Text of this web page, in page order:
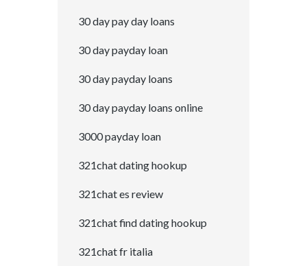
30 day pay day loans
30 day payday loan
30 day payday loans
30 day payday loans online
3000 payday loan
321chat dating hookup
321chat es review
321chat find dating hookup
321chat fr italia